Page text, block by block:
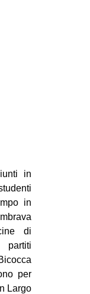
in
in
di
partiti
per
Largo